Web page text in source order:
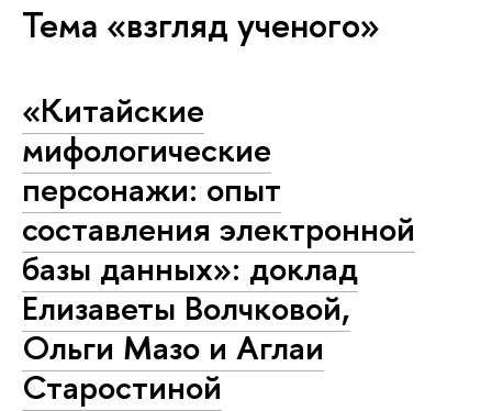
Тема «взгляд ученого»
«Китайские
мифологические
персонажи: опыт
составления электронной
базы данных»: доклад
Елизаветы Волчковой,
Ольги Мазо и Аглаи
Старостиной